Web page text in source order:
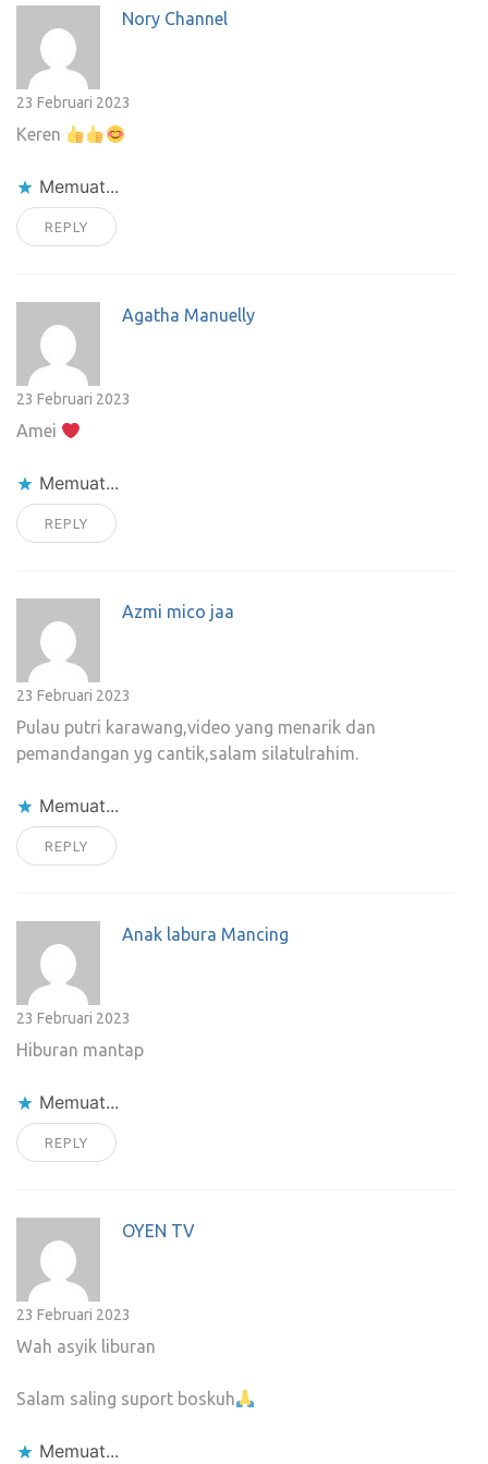
Nory Channel
23 Februari 2023
Keren
Memuat...
REPLY
Agatha Manuelly
23 Februari 2023
Amei
Memuat...
REPLY
Azmi mico jaa
23 Februari 2023
Pulau putri karawang,video yang menarik dan
pemandangan yg cantik,salam silatulrahim.
Memuat...
REPLY
Anak labura Mancing
23 Februari 2023
Hiburan mantap
Memuat...
REPLY
OYEN TV
23 Februari 2023
Wah asyik liburan
Salam saling suport boskuh
Memuat...